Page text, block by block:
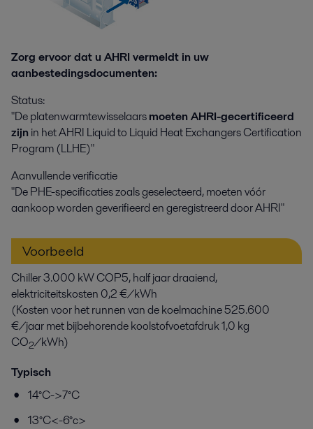
Zorg ervoor dat u AHRI vermeldt in uw
aanbestedingsdocumenten:
Status:
"De platenwarmtewisselaarsmoeten AHRI-gecertificeerd
zijn in het AHRI Liquid to Liquid Heat Exchangers Certification
Program (LLHE)"
Aanvullende verificatie
"De PHE-specificaties zoals geselecteerd, moeten vóór
aankoop worden geverifieerd en geregistreerd door AHRI"
Voorbeeld
Chiller 3.000 kW COP5, half jaar draaiend,
elektriciteitskosten 0,2 €/kWh
(Kosten voor het runnen van de koelmachine 525.600
€/jaar met bijbehorende koolstofvoetafdruk 1,0 kg
CO2/kWh)
Typisch
14°C->7°C
13°C<-6°c>